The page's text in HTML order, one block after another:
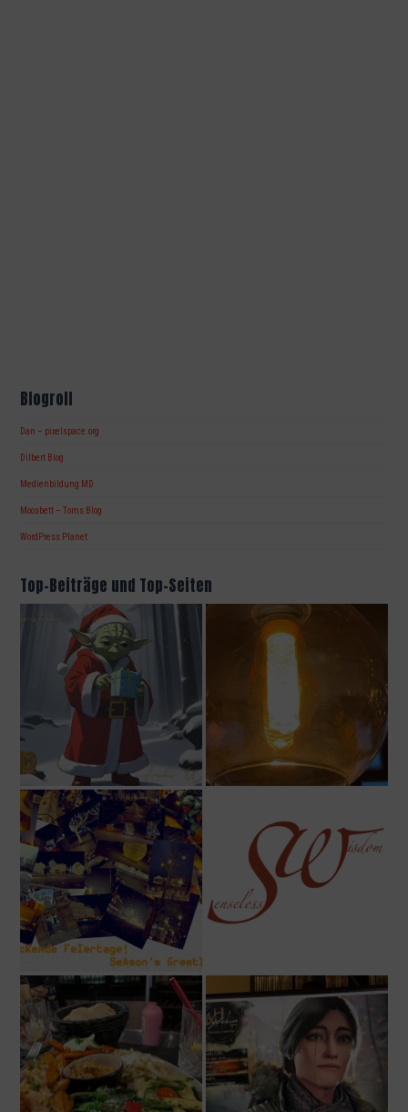
Blogroll
Dan – pixelspace.org
Dilbert Blog
Medienbildung MD
Moosbett – Toms Blog
WordPress Planet
Top-Beiträge und Top-Seiten